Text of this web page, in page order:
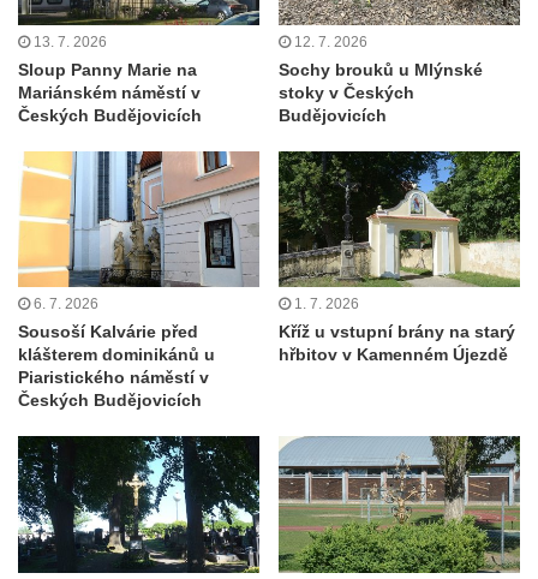
severně od Tokáně
Huberta
Obrázek svatého Jakuba na skále u cesty
východně od Srbské Kamenice
Busta Jana Amose Komenského na domě
čp. 37 v Račicích
Socha ležícího koně v Sadech
Československé armády v Teplicích
Socha Medvídě v Tierpark Chemnitz
Sochy Ležící žena v Tierpark Chemnitz
Sochy Ptáci v Tierpark Chemnitz
Socha Skupina jeřábů v Tierpark Chemnitz
Socha Panter v ZOO Leipzig
Socha Dívka s mušlí v ZOO Leipzig
Socha Tygr v ZOO Leipzig
13. 7. 2026
Sloup Panny Marie na
Mariánském náměstí v
Českých Budějovicích
12. 7. 2026
Sochy brouků u Mlýnské
stoky v Českých
Budějovicích
6. 7. 2026
Sousoší Kalvárie před
klášterem dominikánů u
Piaristického náměstí v
Českých Budějovicích
1. 7. 2026
Kříž u vstupní brány na starý
hřbitov v Kamenném Újezdě